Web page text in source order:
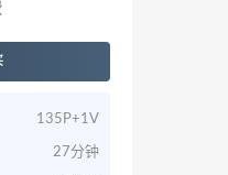
135P+1V
27分钟